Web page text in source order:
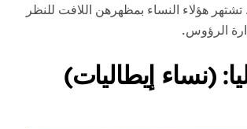
تشتهر هؤلاء النساء بمظهرهن اللافت للنظر
الرؤوس.